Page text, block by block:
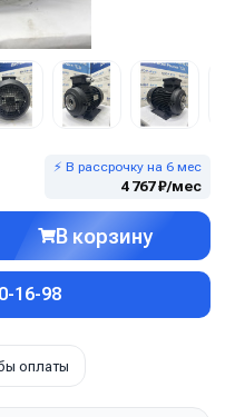
⚡ В рассрочку на 6 мес
4 767 ₽/мес
В корзину
16-98
оплаты